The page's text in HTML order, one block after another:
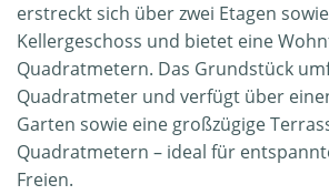
erstreckt sich über zwei Etagen
Kellergeschoss und bietet eine
Quadratmetern. Das Grundstück
Quadratmeter und verfügt über
Garten sowie eine großzügige
Quadratmetern – ideal für
Freien.